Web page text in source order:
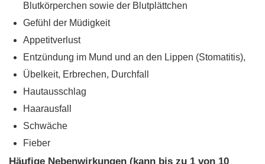
Blutkörperchen sowie der Blutplättchen
Gefühl der Müdigkeit
Appetitverlust
Entzündung im Mund und an den Lippen (Stomatitis),
Übelkeit, Erbrechen, Durchfall
Hautausschlag
Haarausfall
Schwäche
Fieber
Häufige Nebenwirkungen (kann bis zu 1 von 10